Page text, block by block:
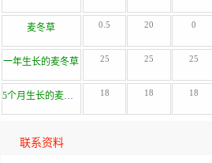
麦冬草 0.5 20 0
一年生长的麦冬草 25 25 25
5个月生长的麦冬草 18 18 18
联系资料